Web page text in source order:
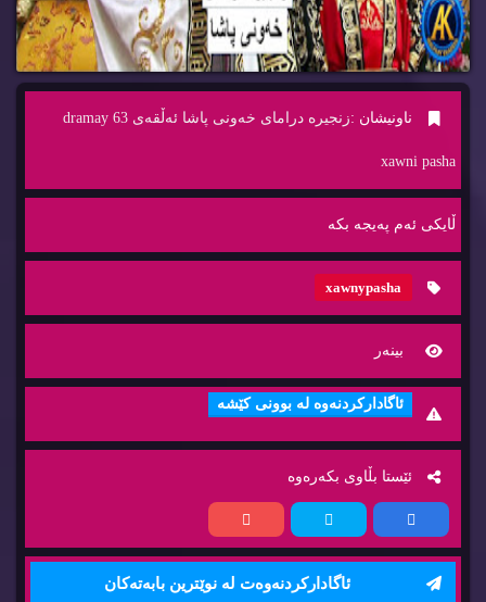
ناونیشان : زنجیره‌ درامای خه‌ونی پاشا ئه‌ڵقه‌ی 63 dramay
xawni pasha
ڵایكی ئه‌م په‌یجه‌ بكه‌
xawnypasha
بینه‌ر
ئاگاداركردنه‌وه‌ له‌ بوونی كێشه‌
ئێستا بڵاوی بكه‌ره‌وه‌
ئاگاداركردنه‌وه‌ت له‌ نوێترین بابه‌ته‌كان